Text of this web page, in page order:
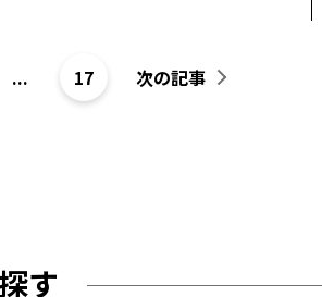
... 17 次の記事
す